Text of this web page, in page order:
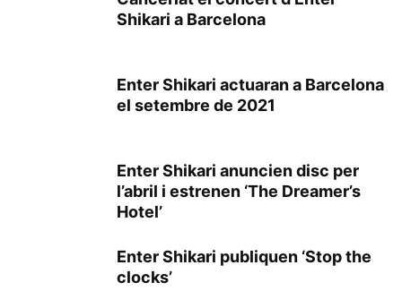
Shikari a Barcelona
Enter Shikari actuaran a Barcelona
el setembre de 2021
Enter Shikari anuncien disc per
l’abril i estrenen ‘The Dreamer’s
Hotel’
Enter Shikari publiquen ‘Stop the
clocks’